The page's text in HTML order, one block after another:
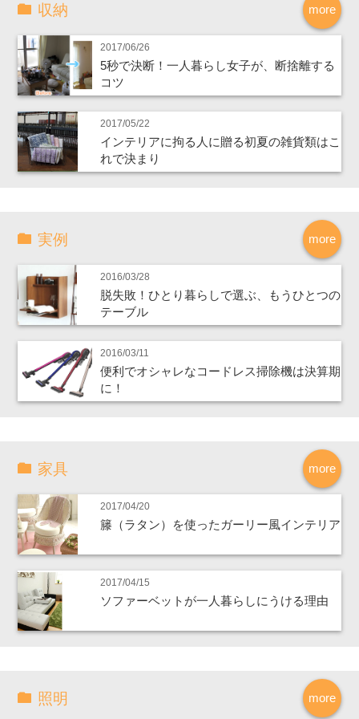
more
収納
2017/06/26
5秒で決断！一人暮らし女子が、断捨離する
コツ
2017/05/22
インテリアに拘る人に贈る初夏の雑貨類はこ
れで決まり
more
実例
2016/03/28
脱失敗！ひとり暮らしで選ぶ、もうひとつの
テーブル
2016/03/11
便利でオシャレなコードレス掃除機は決算期
に！
more
家具
2017/04/20
籐（ラタン）を使ったガーリー風インテリア
2017/04/15
ソファーベットが一人暮らしにうける理由
more
照明